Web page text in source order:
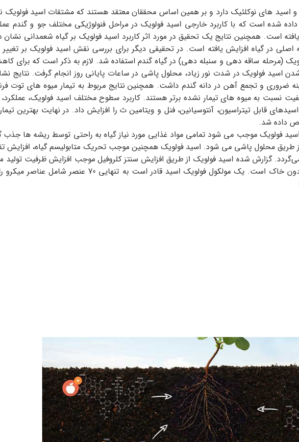
اسید های نوکلئیک دارد و بر همین اساس محققان معتقد هستند که مشتقات اسید فولویک
شده است که با کاربرد خارجی اسید فولویک در مراحل فنولوژیکی مختلف جو و گندم
است. همچنین نتایج یک تحقیق در مورد اثر کاربرد اسید فولویک بر گیاه شعمدانی
در گیاه افزایش یافته است. در تحقیقی دیگر برای بررسی نقش اسید فولویک بر
(مرحله ساقه دهی و سنبله دهی) در گیاه گندم استفاده شد. لازم به ذکر است که براي
فولویک در شدت نور زیاد، محلول پاشی در ساعات پایانی روز انجام گرفت. نتایج
ضروري و تجمع آهن در دانه گندم داشت. همچنین نتایج مربوط به تیمار میوه های توت
نسبت به ميوه هاي تيمار نشده برتر هستند. کاربرد سطوح مختلف اسيد فولويک، عملکرد،
قابل تيتراسيون، آنتوسيانين، فنل و ويتامين ث را افزايش داد. در نهايت بهترين
فولویک موجب می شود تمامی مواد غذایی مورد نیاز گیاه به راحتی توسط ریشه ها
طریق محلول پاشی می شود. اسید فولویک همچنین موجب تحریک متابولیسم گیاه،
می‌گردد. گزارش شده اسید فولویک از طریق افزایش سنتز کلروفیل موجب افزایش ظرفیت تولید
مصرف اسید فولویک کاربرد آن در کشت های هیدروپونیک و بدون خاک است. یک مولکول